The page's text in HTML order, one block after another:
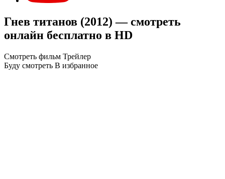
Гнев титанов (2012) — смотреть
онлайн бесплатно в HD
Смотреть фильм Трейлер
Буду смотреть В избранное